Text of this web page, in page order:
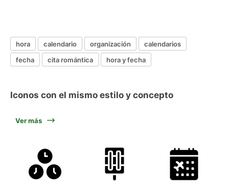
hora calendario organización
calendarios
fecha
cita romántica hora y fecha
Iconos con el mismo estilo y concepto
Ver más